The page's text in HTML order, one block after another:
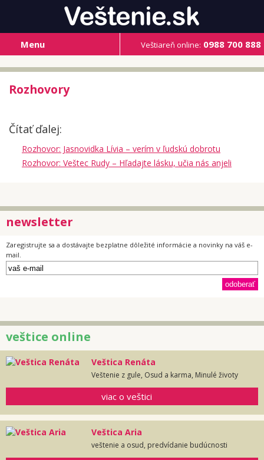
Veštiareň online: 0988 700 888
Menu
Rozhovory
Čítať ďalej:
Rozhovor: Jasnovidka Lívia – verím v ľudskú dobrotu
Rozhovor: Veštec Rudy – Hľadajte lásku, učia nás anjeli
newsletter
Zaregistrujte sa a dostávajte bezplatne dôležité informácie a novinky na váš e-
mail.
veštice online
Veštica Renáta
Veštenie z gule, Osud a karma, Minulé životy
viac o veštici
Veštica Aria
veštenie a osud, predvídanie budúcnosti